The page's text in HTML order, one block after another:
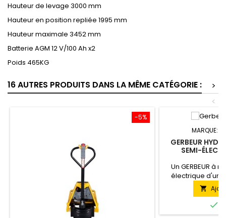
Hauteur de levage 3000 mm
Hauteur en position repliée 1995 mm
Hauteur maximale 3452 mm
Batterie AGM 12 V/100 Ah x2
Poids 465KG
16 AUTRES PRODUITS DANS LA MÊME CATÉGORIE :
>
<
-5%
MARQUE:
GERBEUR
SEMI-
Un GERBEUR à
électrique
complété par
de travailler
différentes
acier de haute

